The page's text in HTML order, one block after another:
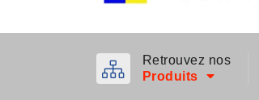
Retrouvez nos
Produits